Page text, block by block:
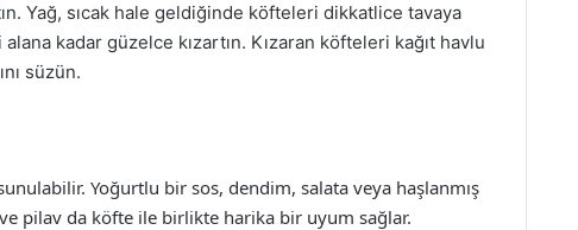
Yağ, sıcak hale geldiğinde köfteleri dikkatlice tavaya
kadar güzelce kızartın. Kızaran köfteleri kağıt havlu
süzün.
Yoğurtlu bir sos, dendim, salata veya haşlanmış
pilav da köfte ile birlikte harika bir uyum sağlar.